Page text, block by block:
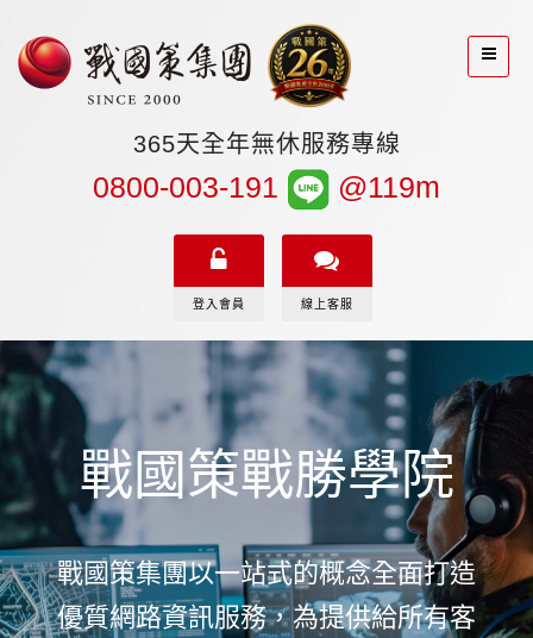
365天全年無休服務專線
0800-003-191 @119m
登入會員 線上客服
戰國策戰勝學院
戰國策集團以一站式的概念全面打造
優質網路資訊服務，為提供給所有客